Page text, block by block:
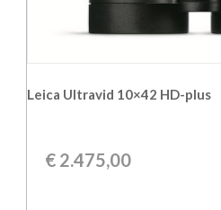
Leica Ultravid 10×42 HD-plus
€ 2.475,00